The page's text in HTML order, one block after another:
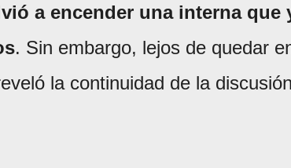
a encender una interna que
. Sin embargo, lejos de quedar
la continuidad de la